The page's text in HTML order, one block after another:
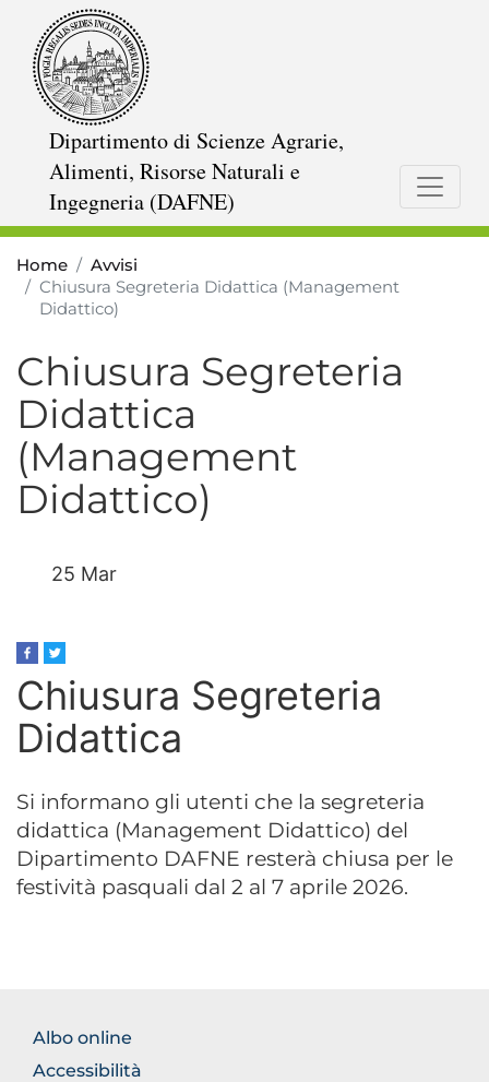
Dipartimento di Scienze Agrarie,
Alimenti, Risorse Naturali e
Ingegneria (DAFNE)
Home
Avvisi
Chiusura Segreteria Didattica (Management
Didattico)
Chiusura Segreteria
Didattica
(Management
Didattico)
25 Mar
Chiusura Segreteria
Didattica
Si informano gli utenti che la segreteria
didattica (Management Didattico) del
Dipartimento DAFNE resterà chiusa per le
festività pasquali dal 2 al 7 aprile 2026.
FOOTER
NORMATIVA
Albo online
Accessibilità